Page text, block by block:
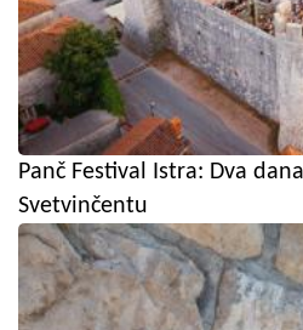
Panč Festival Istra: Dva
Svetvinčentu